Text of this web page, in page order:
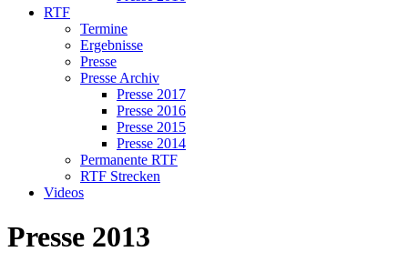
RTF
Termine
Ergebnisse
Presse
Presse Archiv
Presse 2017
Presse 2016
Presse 2015
Presse 2014
Permanente RTF
RTF Strecken
Videos
Presse 2013